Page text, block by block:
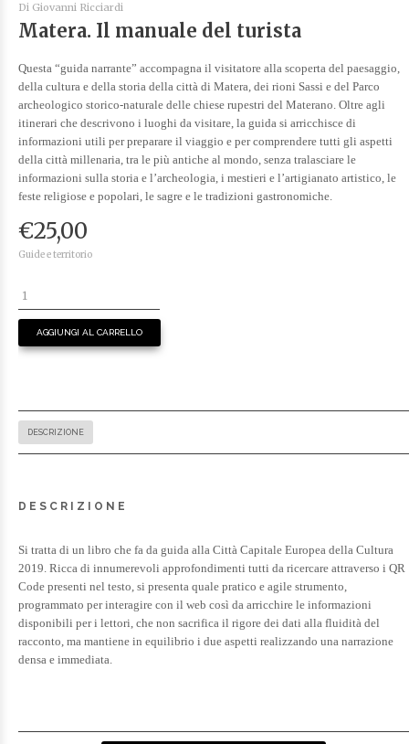
Di Giovanni Ricciardi
Matera. Il manuale del turista
Questa “guida narrante” accompagna il visitatore alla scoperta del paesaggio,
della cultura e della storia della città di Matera, dei rioni Sassi e del Parco
archeologico storico-naturale delle chiese rupestri del Materano. Oltre agli
itinerari che descrivono i luoghi da visitare, la guida si arricchisce di
informazioni utili per preparare il viaggio e per comprendere tutti gli aspetti
della città millenaria, tra le più antiche al mondo, senza tralasciare le
informazioni sulla storia e l’archeologia, i mestieri e l’artigianato artistico, le
feste religiose e popolari, le sagre e le tradizioni gastronomiche.
€25,00
Guide e territorio
AGGIUNGI AL CARRELLO
DESCRIZIONE
DESCRIZIONE
Si tratta di un libro che fa da guida alla Città Capitale Europea della Cultura
2019. Ricca di innumerevoli approfondimenti tutti da ricercare attraverso i QR
Code presenti nel testo, si presenta quale pratico e agile strumento,
programmato per interagire con il web così da arricchire le informazioni
disponibili per i lettori, che non sacrifica il rigore dei dati alla fluidità del
racconto, ma mantiene in equilibrio i due aspetti realizzando una narrazione
densa e immediata.